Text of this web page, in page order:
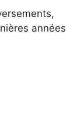
années